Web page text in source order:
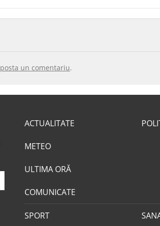
posta un comentariu.
ACTUALITATE
METEO
ULTIMA ORĂ
COMUNICATE
SPORT